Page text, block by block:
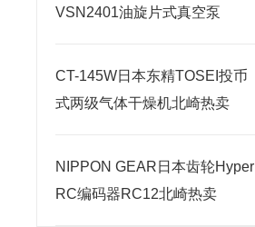
VSN2401油旋片式真空泵
CT-145W日本东精TOSEI投币
式两级气体干燥机北崎热卖
NIPPON GEAR日本齿轮Hyper
RC编码器RC12北崎热卖